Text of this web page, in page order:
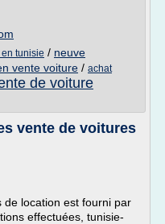
tunisie / neuve
vente voiture / achat
de voiture
vente de voitures
de location est fourni par
effectuées, tunisie-